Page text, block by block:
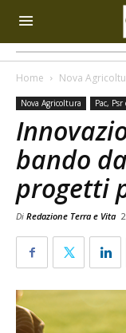
Home Nova
Nova Agricoltura Pac,
bando
progetti
Di Redazione Terra e Vita